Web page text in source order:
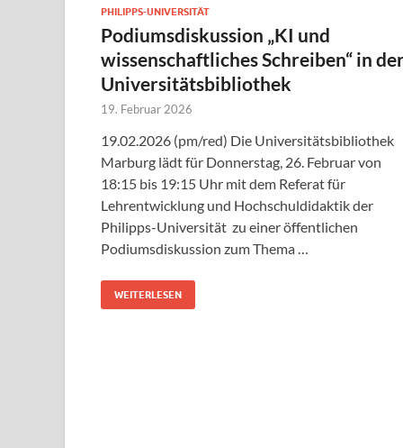
PHILIPPS-UNIVERSITÄT
Podiumsdiskussion „KI und
wissenschaftliches Schreiben“ in
Universitätsbibliothek
19. Februar 2026
19.02.2026 (pm/red) Die Universitätsbibliothek
Marburg lädt für Donnerstag, 26. Februar von
18:15 bis 19:15 Uhr mit dem Referat für
Lehrentwicklung und Hochschuldidaktik der
Philipps-Universität zu einer öffentlichen
Podiumsdiskussion zum Thema …
WEITERLESEN